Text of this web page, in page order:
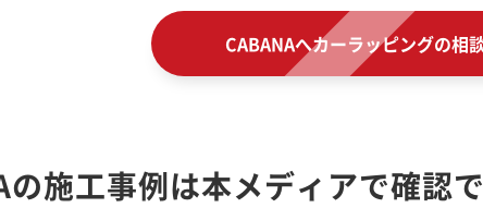
CABANAへカーラッピングの相
の施工事例は本メディアで確認